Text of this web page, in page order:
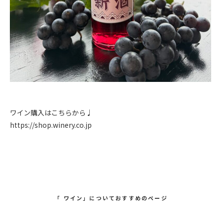
ワイン購入はこちらから♩
https://shop.winery.co.jp
「 ワイン」についておすすめのページ